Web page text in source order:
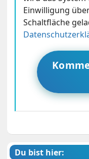
Einwilligung
Schaltfläche
Du bist hier: